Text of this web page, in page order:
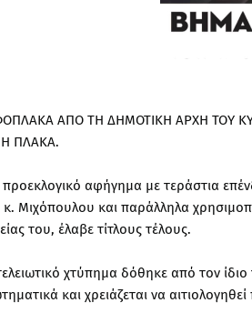
ΑΠΟ ΤΗ ΔΗΜΟΤΙΚΗ ΑΡΧΗ ΤΟΥ
ΠΛΑΚΑ.
προεκλογικό αφήγημα με τεράστια
Μιχόπουλου και παράλληλα
του, έλαβε τίτλους τέλους.
χτύπημα δόθηκε από τον
και χρειάζεται να